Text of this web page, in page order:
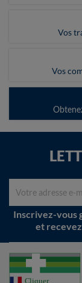
Vos
Vos
Inscrivez-vous
et